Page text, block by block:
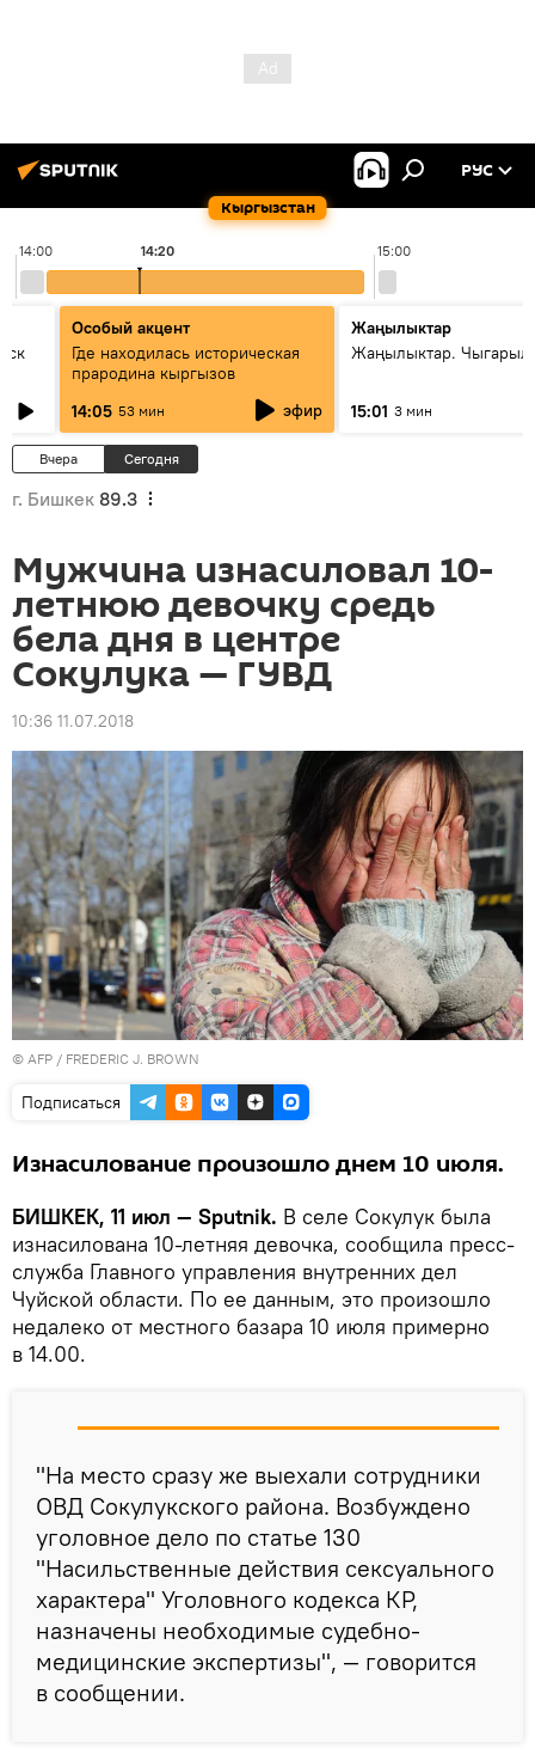
Кыргызстан
РУС
14:00 15:00
14:20
Особый акцент
Где находилась историческая
прародина кыргызов
14:05 53 мин эфир
Жаңылыктар
Жаңылыктар.
15:01 3 мин
Вчера Сегодня
г. Бишкек 89.3
Мужчина изнасиловал 10-
летнюю девочку средь
бела дня в центре
Сокулука — ГУВД
10:36 11.07.2018
© AFP / FREDERIC J. BROWN
Подписаться
Изнасилование произошло днем 10 июля.
БИШКЕК, 11 июл — Sputnik. В селе Сокулук была
изнасилована 10-летняя девочка, сообщила пресс-
служба Главного управления внутренних дел
Чуйской области. По ее данным, это произошло
недалеко от местного базара 10 июля примерно
в 14.00.
"На место сразу же выехали сотрудники
ОВД Сокулукского района. Возбуждено
уголовное дело по статье 130
"Насильственные действия сексуального
характера" Уголовного кодекса КР,
назначены необходимые судебно-
медицинские экспертизы", — говорится
в сообщении.